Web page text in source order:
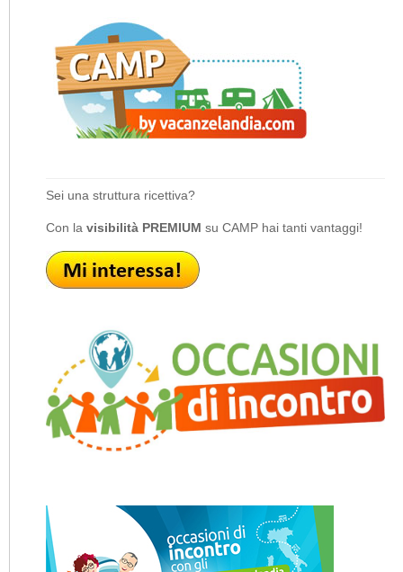
Sei una struttura ricettiva?
Con la visibilità PREMIUM su CAMP hai tanti vantaggi!